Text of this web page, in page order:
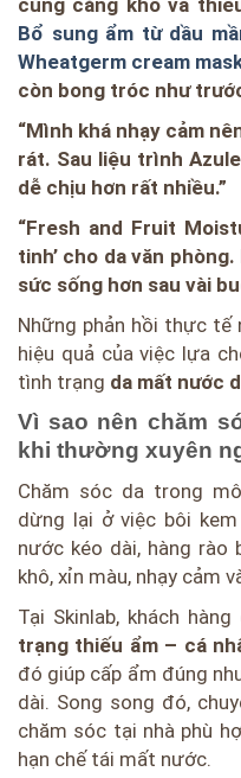
cũng căng khô và
Bổ sung ẩm từ dầu
Wheatgerm cream
còn bong tróc như
“Mình khá nhạy cảm
rát. Sau liệu trình
dễ chịu hơn rất nhiều.”
“Fresh and Fruit
tinh’ cho da văn
sức sống hơn sau vài
Những phản hồi thực tế
hiệu quả của việc lựa
tình trạng da mất nước
Vì sao nên chăm
khi thường xuyên
Chăm sóc da trong
dừng lại ở việc bôi
nước kéo dài, hàng rào
khô, xỉn màu, nhạy cảm
Tại Skinlab, khách
trạng thiếu ẩm – cá
đó giúp cấp ẩm đúng
dài. Song song đó,
chăm sóc tại nhà phù
hạn chế tái mất nước.